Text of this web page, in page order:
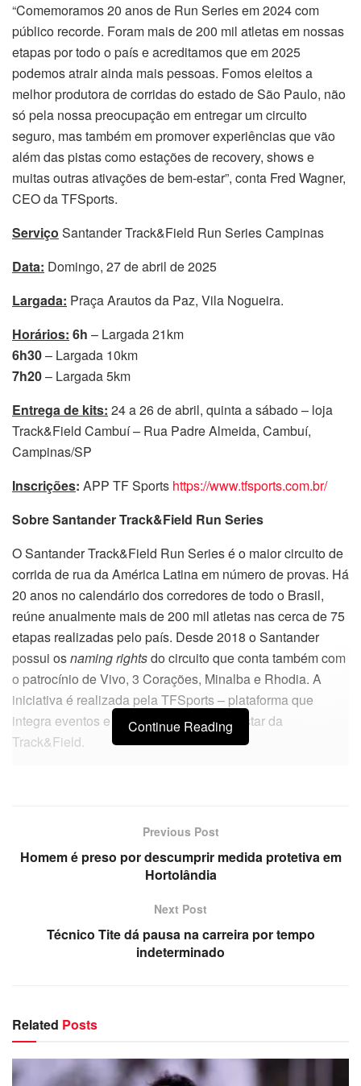
“Comemoramos 20 anos de Run Series em 2024 com
público recorde. Foram mais de 200 mil atletas em nossas
etapas por todo o país e acreditamos que em 2025
podemos atrair ainda mais pessoas. Fomos eleitos a
melhor produtora de corridas do estado de São Paulo, não
só pela nossa preocupação em entregar um circuito
seguro, mas também em promover experiências que vão
além das pistas como estações de recovery, shows e
muitas outras ativações de bem-estar”, conta Fred Wagner,
CEO da TFSports.
Serviço Santander Track&Field Run Series Campinas
Data: Domingo, 27 de abril de 2025
Largada: Praça Arautos da Paz, Vila Nogueira.
Horários: 6h – Largada 21km
6h30– Largada 10km
7h20– Largada 5km
Entrega de kits: 24 a 26 de abril, quinta a sábado – loja
Track&Field Cambuí – Rua Padre Almeida, Cambuí,
Campinas/SP
Inscrições: APP TF Sports https://www.tfsports.com.br/
Sobre Santander Track&Field Run Series
O Santander Track&Field Run Series é o maior circuito de
corrida de rua da América Latina em número de provas. Há
20 anos no calendário dos corredores de todo o Brasil,
reúne anualmente mais de 200 mil atletas nas cerca de 75
etapas realizadas pelo país. Desde 2018 o Santander
possui osnaming rightsdo circuito que conta também com
o patrocínio de Vivo, 3 Corações, Minalba e Rhodia. A
iniciativa é realizada pela TFSports – plataforma que
integra eventos e experiências de bem-estar da
Track&Field.
Continue Reading
Previous Post
Homem é preso por descumprir medida protetiva em
Hortolândia
Next Post
Técnico Tite dá pausa na carreira por tempo
indeterminado
Related Posts